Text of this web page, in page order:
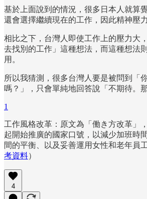
基於上面說到的情況，很多日本人就算
還會選擇繼續現在的工作，因此精神壓
相比之下，台灣人即使工作上的壓力大
去找別的工作」這種想法，而這種想法
用。
所以我猜測，很多台灣人要是被問到「
嗎？」，只會單純地回答說「不期待。
1
工作風格改革：原文為「働き方改革」
起開始推廣的國家口號，以減少加班時
間的平衡、以及妥善運用女性和老年員
考資料）
4